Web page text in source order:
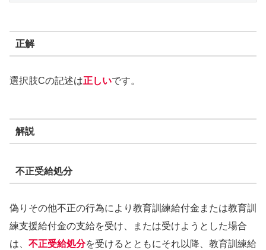
正解
選択肢Cの記述は正しいです。
解説
不正受給処分
偽りその他不正の行為により教育訓練給付金または教育訓
練支援給付金の支給を受け、または受けようとした場合
は、 不正受給処分を受けるとともにそれ以降、教育訓練給